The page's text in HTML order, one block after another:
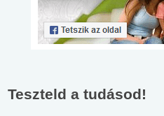
Teszteld a tudásod!